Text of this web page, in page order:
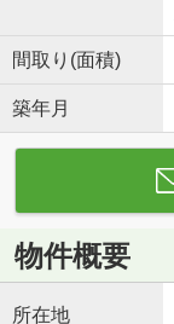
間取り(面積)
築年月
物件概要
所在地